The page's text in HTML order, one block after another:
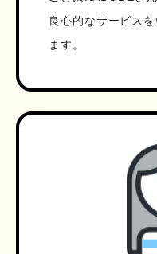
良心的なサービス
ます。